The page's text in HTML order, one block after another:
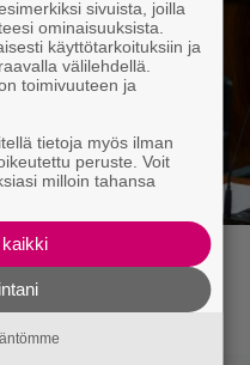
kiinni jäänyt
spraypullo
ei kiinnosta
sivuista, joilla
ominaisuuksista.
käyttötarkoituksiin ja
välilehdellä.
toimivuuteen ja
tietoja myös ilman
peruste. Voit
milloin tahansa